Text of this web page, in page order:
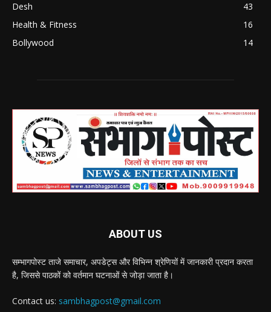
Desh
43
Health & Fitness
16
Bollywood
14
ABOUT US
सम्भागपोस्ट ताजे समाचार, अपडेट्स और विभिन्न श्रेणियों में जानकारी प्रदान करता
है, जिससे पाठकों को वर्तमान घटनाओं से जोड़ा जाता है।
Contact us: sambhagpost@gmail.com